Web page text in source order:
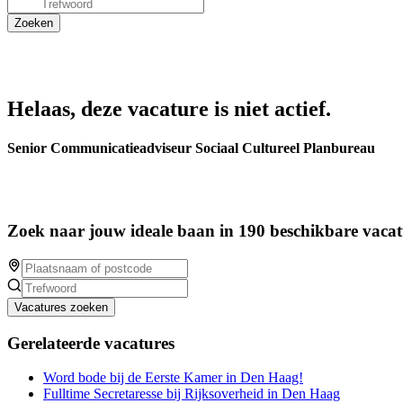
Helaas, deze vacature is niet actief.
Senior Communicatieadviseur Sociaal Cultureel Planbureau
Zoek naar jouw ideale baan in 190 beschikbare
Vacatures zoeken
Gerelateerde vacatures
Word bode bij de Eerste Kamer in Den Haag!
Fulltime Secretaresse bij Rijksoverheid in Den Haag